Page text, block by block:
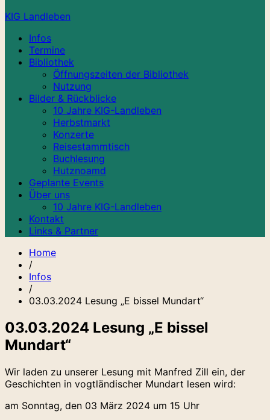
KIG Landleben
Infos
Termine
Bibliothek
Öffnungszeiten der Bibliothek
Nutzung
Bilder & Rückblicke
10 Jahre KIG-Landleben
Herbstmarkt
Konzerte
Reisestammtisch
Buchlesung
Hutznoamd
Geplante Events
Über uns
10 Jahre KIG-Landleben
Kontakt
Links & Partner
Home
/
Infos
/
03.03.2024 Lesung „E bissel Mundart“
03.03.2024 Lesung „E bissel
Mundart“
Wir laden zu unserer Lesung mit Manfred Zill ein, der
Geschichten in vogtländischer Mundart lesen wird:
am Sonntag, den 03 März 2024 um 15 Uhr